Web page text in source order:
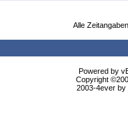
Alle
Powered by
Copyright
2003-4ever by